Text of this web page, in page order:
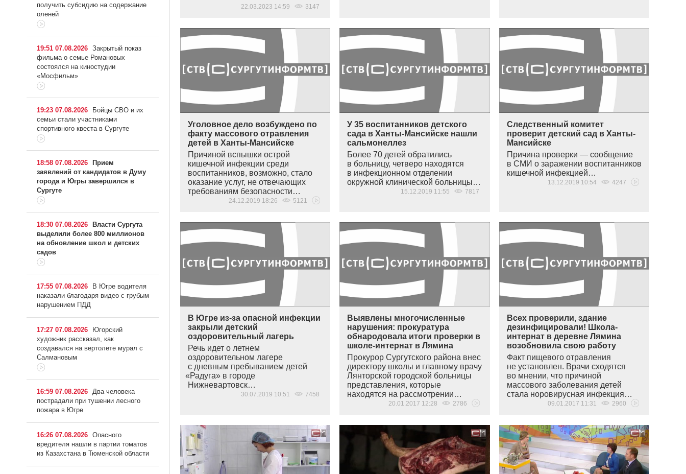
22.03.2023 14:59 3147
Уголовное дело возбуждено по
факту массового отравления
детей в Ханты-Мансийске
Причиной вспышки острой
кишечной инфекции среди
воспитанников, возможно, стало
оказание услуг, не отвечающих
требованиям безопасности…
24.12.2019 18:26 5121
У 35 воспитанников детского
сада в Ханты-Мансийске нашли
сальмонеллез
Более 70 детей обратились
в больницу, четверо находятся
в инфекционном отделении
окружной клинической больницы…
15.12.2019 11:55 7817
Следственный комитет
проверит детский сад в Ханты-
Мансийске
Причина проверки — сообщение
в СМИ о заражении воспитанников
кишечной инфекцией…
13.12.2019 10:54 4247
В Югре из-за опасной инфекции
закрыли детский
оздоровительный лагерь
Речь идет о летнем
оздоровительном лагере
с дневным пребыванием детей
«Радуга» в городе
Нижневартовск…
30.07.2019 10:51 7458
Выявлены многочисленные
нарушения: прокуратура
обнародовала итоги проверки в
школе-интернат в Лямина
Прокурор Сургутского района внес
директору школы и главному врачу
Лянторской городской больницы
представления, которые
находятся на рассмотрении…
20.01.2017 12:28 2786
Всех проверили, здание
дезинфицировали! Школа-
интернат в деревне Лямина
возобновила свою работу
Факт пищевого отравления
не установлен. Врачи сходятся
во мнении, что причиной
массового заболевания детей
стала норовирусная инфекция…
09.01.2017 11:31 2960
получить субсидию на содержание
оленей
19:51 07.08.2026 Закрытый показ
фильма о семье Романовых
состоялся на киностудии
«Мосфильм»
19:23 07.08.2026
Бойцы СВО и их
семьи стали участниками
спортивного квеста в Сургуте
18:58 07.08.2026
Прием
заявлений от кандидатов в Думу
города и Югры завершился в
Сургуте
18:30 07.08.2026
Власти Сургута
выделили более 800 миллионов
на обновление школ и детских
садов
17:55 07.08.2026
В Югре водителя
наказали благодаря видео с грубым
нарушением ПДД
17:27 07.08.2026
Югорский
художник рассказал, как
создавался на вертолете мурал с
Салмановым
16:59 07.08.2026 Два человека
пострадали при тушении лесного
пожара в Югре
16:26 07.08.2026 Опасного
вредителя нашли в партии томатов
из Казахстана в Тюменской области